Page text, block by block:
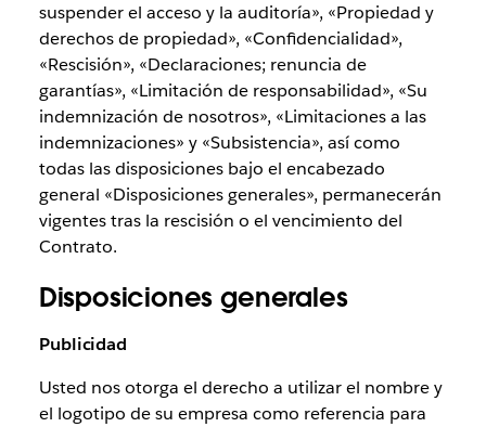
suspender el acceso y la auditoría», «Propiedad y
derechos de propiedad», «Confidencialidad»,
«Rescisión», «Declaraciones; renuncia de
garantías», «Limitación de responsabilidad», «Su
indemnización de nosotros», «Limitaciones a las
indemnizaciones» y «Subsistencia», así como
todas las disposiciones bajo el encabezado
general «Disposiciones generales», permanecerán
vigentes tras la rescisión o el vencimiento del
Contrato.
Disposiciones generales
Publicidad
Usted nos otorga el derecho a utilizar el nombre y
el logotipo de su empresa como referencia para